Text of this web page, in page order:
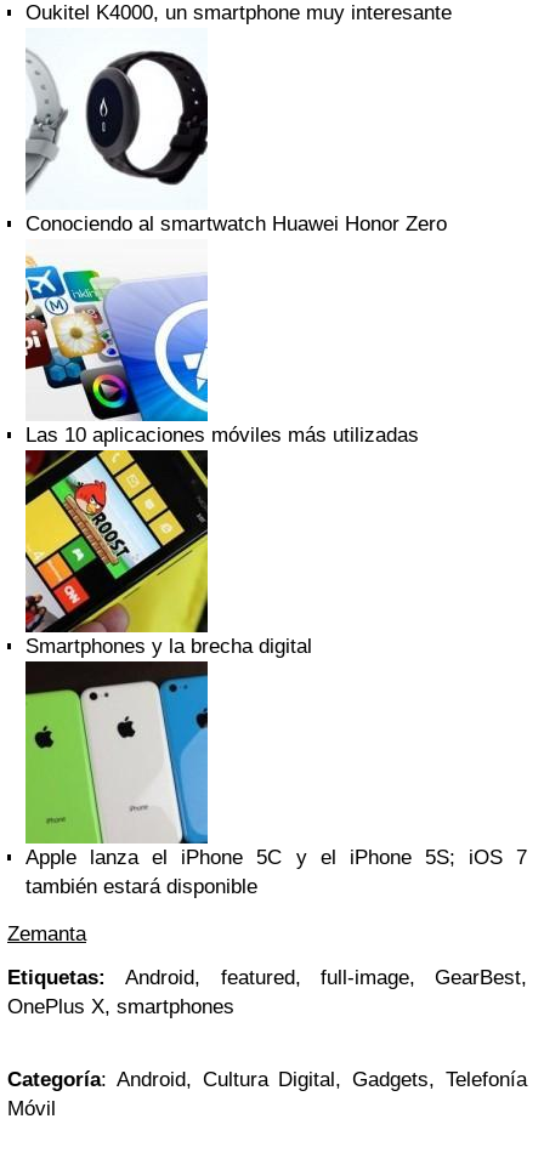
Oukitel K4000, un smartphone muy interesante
Conociendo al smartwatch Huawei Honor Zero
Las 10 aplicaciones móviles más utilizadas
Smartphones y la brecha digital
Apple lanza el iPhone 5C y el iPhone 5S; iOS 7
también estará disponible
Zemanta
Etiquetas:Android, featured, full-image, GearBest,
OnePlus X, smartphones
Categoría: Android, Cultura Digital, Gadgets, Telefonía
Móvil